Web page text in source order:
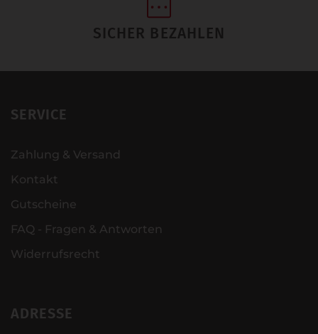
SICHER BEZAHLEN
SERVICE
Zahlung & Versand
Kontakt
Gutscheine
FAQ - Fragen & Antworten
Widerrufsrecht
ADRESSE